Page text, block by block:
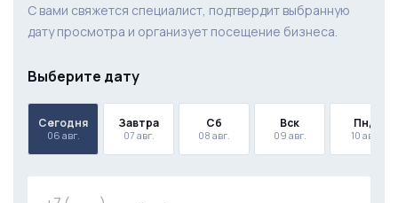
С вами свяжется специалист, подтвердит выбранную
дату просмотра и организует посещение бизнеса.
Выберите дату
Сегодня
06 авг.
Завтра
07 авг.
Сб
08 авг.
Вск
09 авг.
Пнд
10 авг.